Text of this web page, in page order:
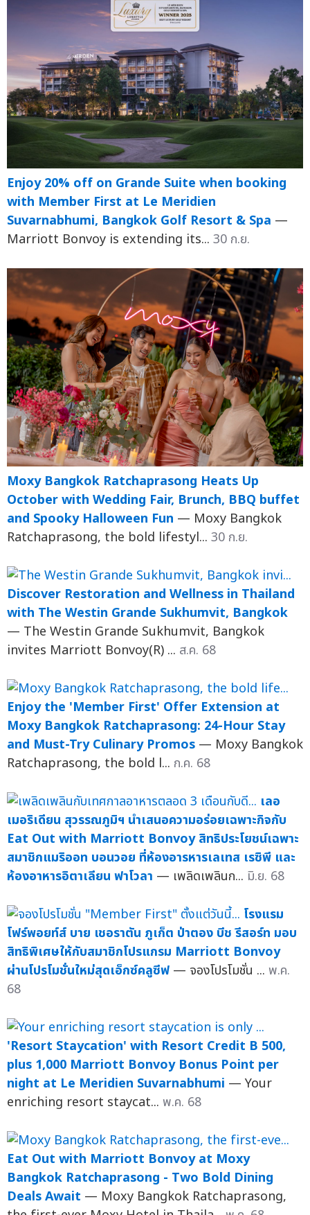
Enjoy 20% off on Grande Suite when booking
with Member First at Le Meridien
Suvarnabhumi, Bangkok Golf Resort & Spa —
Marriott Bonvoy is extending its... 30 ก.ย.
Moxy Bangkok Ratchaprasong Heats Up
October with Wedding Fair, Brunch, BBQ buffet
and Spooky Halloween Fun — Moxy Bangkok
Ratchaprasong, the bold lifestyl... 30 ก.ย.
Discover Restoration and Wellness in Thailand
with The Westin Grande Sukhumvit, Bangkok
— The Westin Grande Sukhumvit, Bangkok
invites Marriott Bonvoy(R) ... ส.ค. 68
Enjoy the 'Member First' Offer Extension at
Moxy Bangkok Ratchaprasong: 24-Hour Stay
and Must-Try Culinary Promos — Moxy Bangkok
Ratchaprasong, the bold l... ก.ค. 68
เลอ
เมอริเดียน สุวรรณภูมิฯ นำเสนอความอร่อยเฉพาะกิจกับ
Eat Out with Marriott Bonvoy สิทธิประโยชน์เฉพาะ
สมาชิกแมริออท บอนวอย ที่ห้องอารหารเลเทส เรซิพี และ
ห้องอาหารอิตาเลียน ฟาโวลา — เพลิดเพลินก... มิ.ย. 68
โรงแรม
โฟร์พอยท์ส์ บาย เชอราตัน ภูเก็ต ป่าตอง บีช รีสอร์ท มอบ
สิทธิพิเศษให้กับสมาชิกโปรแกรม Marriott Bonvoy
ผ่านโปรโมชั่นใหม่สุดเอ็กซ์คลูซีฟ — จองโปรโมชั่น ... พ.ค.
68
'Resort Staycation' with Resort Credit B 500,
plus 1,000 Marriott Bonvoy Bonus Point per
night at Le Meridien Suvarnabhumi — Your
enriching resort staycat... พ.ค. 68
Eat Out with Marriott Bonvoy at Moxy
Bangkok Ratchaprasong - Two Bold Dining
Deals Await — Moxy Bangkok Ratchaprasong,